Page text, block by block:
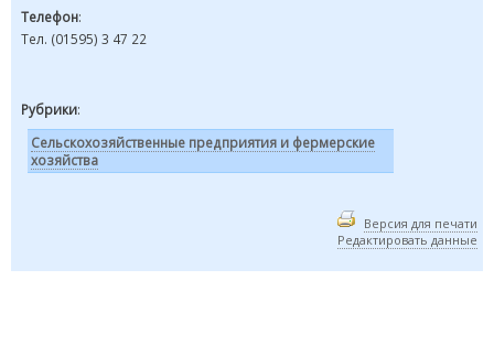
Телефон:
Тел. (01595) 3 47 22
Рубрики:
Сельскохозяйственные предприятия и фермерские
хозяйства
Версия для печати
Редактировать данные